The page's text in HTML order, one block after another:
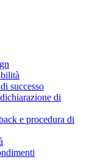
successo
di
e procedura di